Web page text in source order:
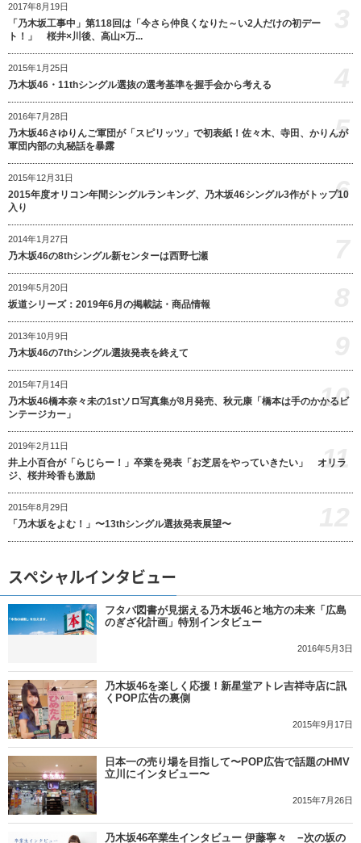
2017年8月19日
「乃木坂工事中」第118回は「今さら仲良くなりた～い2人だけの初デー
ト！」 桜井×川後、高山×万...
2015年1月25日
乃木坂46・11thシングル選抜の選考基準を握手会から考える
2016年7月28日
乃木坂46さゆりんご軍団が「スピリッツ」で初表紙！佐々木、寺田、かりんが
軍団内部の丸秘話を暴露
5
2015年12月31日
2015年度オリコン年間シングルランキング、乃木坂46シングル3作がトップ10
入り
6
2014年1月27日
乃木坂46の8thシングル新センターは西野七瀬
2019年5月20日
坂道シリーズ：2019年6月の掲載誌・商品情報
2013年10月9日
乃木坂46の7thシングル選抜発表を終えて
2015年7月14日
乃木坂46橋本奈々未の1stソロ写真集が8月発売、秋元康「橋本は手のかかるビ
ンテージカー」
10
2019年2月11日
井上小百合が「らじらー！」卒業を発表「お芝居をやっていきたい」 オリラ
ジ、桜井玲香も激励
11
2015年8月29日
「乃木坂をよむ！」〜13thシングル選抜発表展望〜
スペシャルインタビュー
フタバ図書が見据える乃木坂46と地方の未来「広島
のぎざ化計画」特別インタビュー
2016年5月3日
乃木坂46を楽しく応援！新星堂アトレ吉祥寺店に訊
くPOP広告の裏側
2015年9月17日
日本一の売り場を目指して〜POP広告で話題のHMV
立川にインタビュー〜
2015年7月26日
乃木坂46卒業生インタビュー 伊藤寧々 −次の坂の